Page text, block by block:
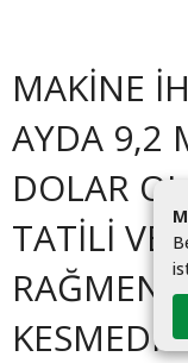
MAKİNE
AYDA 9,2
DOLAR
TATİLİ VE
RAĞMEN
KESMEDİ
M
B
is